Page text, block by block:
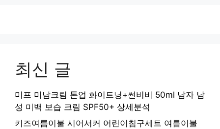
최신 글
미프 미남크림 톤업 화이트닝+썬비비 50ml 남자 남
성 미백 보습 크림 SPF50+ 상세분석
키즈여름이불 시어서커 어린이침구세트 여름이불